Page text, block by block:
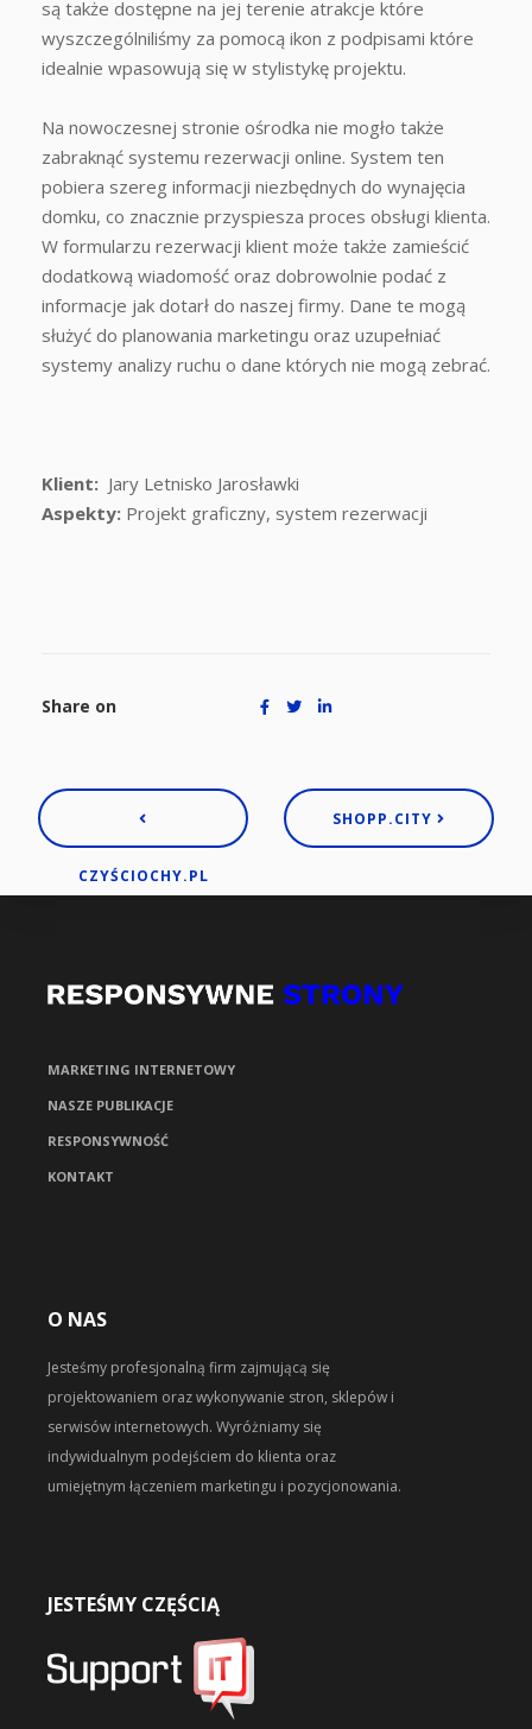
są także dostępne na jej terenie atrakcje które
wyszczególniliśmy za pomocą ikon z podpisami które
idealnie wpasowują się w stylistykę projektu.
Na nowoczesnej stronie ośrodka nie mogło także
zabraknąć systemu rezerwacji online. System ten
pobiera szereg informacji niezbędnych do wynajęcia
domku, co znacznie przyspiesza proces obsługi klienta.
W formularzu rezerwacji klient może także zamieścić
dodatkową wiadomość oraz dobrowolnie podać z
informacje jak dotarł do naszej firmy. Dane te mogą
służyć do planowania marketingu oraz uzupełniać
systemy analizy ruchu o dane których nie mogą zebrać.
Klient: Jary Letnisko Jarosławki
Aspekty: Projekt graficzny, system rezerwacji
Share on
CZYŚCIOCHY.PL
SHOPP.CITY
MARKETING INTERNETOWY
NASZE PUBLIKACJE
RESPONSYWNOŚĆ
KONTAKT
O NAS
Jesteśmy profesjonalną firm zajmującą się
projektowaniem oraz wykonywanie stron, sklepów i
serwisów internetowych. Wyróżniamy się
indywidualnym podejściem do klienta oraz
umiejętnym łączeniem marketingu i pozycjonowania.
JESTEŚMY CZĘŚCIĄ